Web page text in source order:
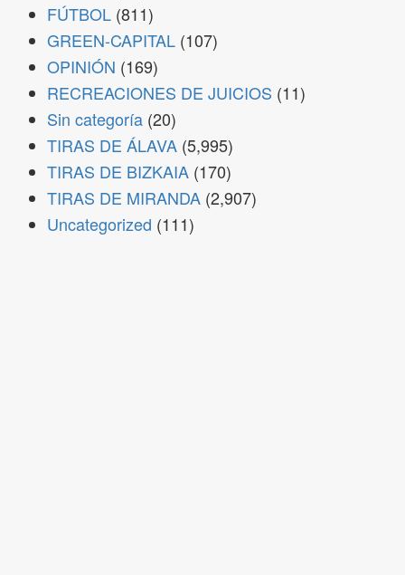
FÚTBOL (811)
GREEN-CAPITAL (107)
OPINIÓN (169)
RECREACIONES DE JUICIOS (11)
Sin categoría (20)
TIRAS DE ÁLAVA (5,995)
TIRAS DE BIZKAIA (170)
TIRAS DE MIRANDA (2,907)
Uncategorized (111)